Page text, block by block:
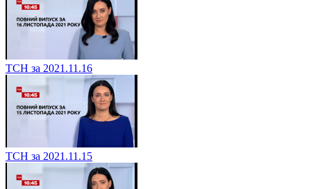
ТСН за 2021.11.16
ТСН за 2021.11.15